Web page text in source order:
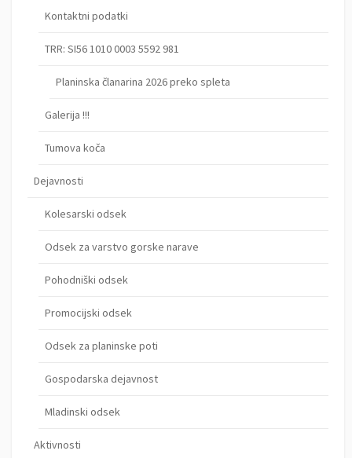
Kontaktni podatki
TRR: SI56 1010 0003 5592 981
Planinska članarina 2026 preko spleta
Galerija !!!
Tumova koča
Dejavnosti
Kolesarski odsek
Odsek za varstvo gorske narave
Pohodniški odsek
Promocijski odsek
Odsek za planinske poti
Gospodarska dejavnost
Mladinski odsek
Aktivnosti